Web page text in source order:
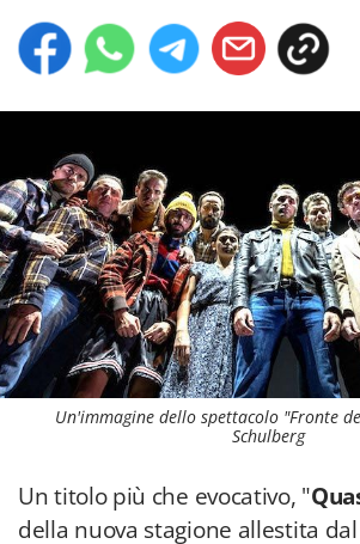
Un'immagine dello spettacolo "Fronte
Schulberg
Un titolo più che evocativo, "
della nuova stagione allestita dal